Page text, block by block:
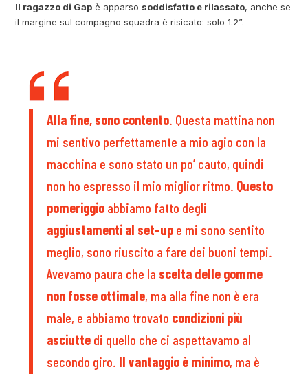
Il ragazzo di Gap è apparso soddisfatto e rilassato, anche se
il margine sul compagno squadra è risicato: solo 1.2”.
Alla fine, sono contento. Questa mattina non
mi sentivo perfettamente a mio agio con la
macchina e sono stato un po’ cauto, quindi
non ho espresso il mio miglior ritmo. Questo
pomeriggio abbiamo fatto degli
aggiustamenti al set-up e mi sono sentito
meglio, sono riuscito a fare dei buoni tempi.
Avevamo paura che la scelta delle gomme
non fosse ottimale, ma alla fine non è era
male, e abbiamo trovato condizioni più
asciutte di quello che ci aspettavamo al
secondo giro. Il vantaggio è minimo, ma è